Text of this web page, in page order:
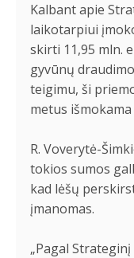
Kalbant apie
laikotarpiui
skirti 11,95 mln.
gyvūnų
teigimu, ši
metus
R. Voverytė-
tokios sumos
kad lėšų
įmanomas.
„Pagal